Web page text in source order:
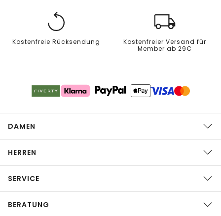
Kostenfreie Rücksendung
Kostenfreier Versand für
Member ab 29€
DAMEN
HERREN
SERVICE
BERATUNG